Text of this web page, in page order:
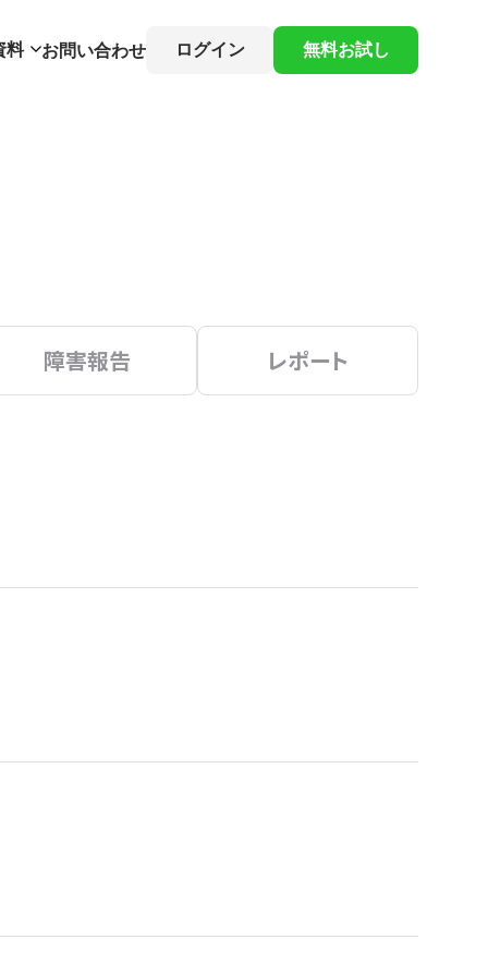
料 お問い合わせ ログイン 無料お試し
障害報告 レポート